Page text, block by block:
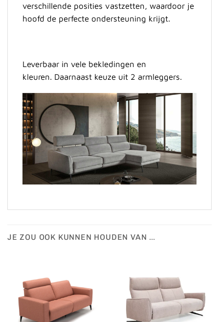
verschillende posities vastzetten, waardoor je
hoofd de perfecte ondersteuning krijgt.
Leverbaar in vele bekledingen en
kleuren. Daarnaast keuze uit 2 armleggers.
JE ZOU OOK KUNNEN HOUDEN VAN …